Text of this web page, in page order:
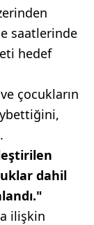
saatlerinde
hedef
çocukların
dahil
ilişkin